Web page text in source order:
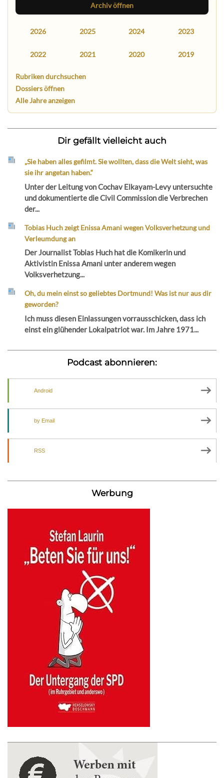
Archiv öffnen
2026 2025 2024 2023
2022 2021 2020 2019
Rubriken durchsuchen
Dossiers öffnen
Alle Jahre anzeigen
Dir gefällt vielleicht auch
„Sie haben alles gefilmt. Sie wollten, dass die Welt sieht, was
sie ihr angetan haben.“
Unter der Leitung von Cochav Elkayam-Levy untersuchte
und dokumentierte die Civil Commission die Verbrechen
der...
Tobias Huch zeigt Enissa Amani wegen Volksverhetzung und
Verleumdung an
Der Journalist Tobias Huch hat die Komikerin und
Aktivistin Enissa Amani unter anderem wegen
Volksverhetzung...
Oh, du mein einst so geliebtes Dortmund! Was ist nur aus dir
geworden?
Ich muss diesen Einlassungen vorrausschicken, dass ich
einst ein glühender Lokalpatriot war. Im Jahre 1971...
Podcast abonnieren:
Android
by Email
RSS
Werbung